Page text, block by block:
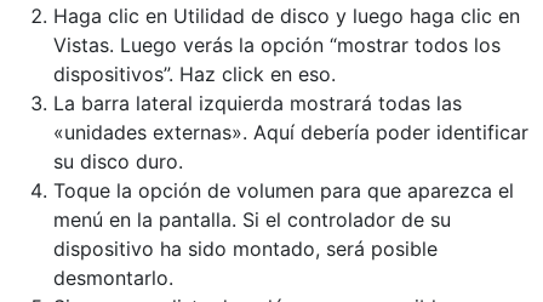
Haga clic en Utilidad de disco y luego haga clic en
Vistas. Luego verás la opción “mostrar todos los
dispositivos”. Haz click en eso.
La barra lateral izquierda mostrará todas las
«unidades externas». Aquí debería poder identificar
su disco duro.
Toque la opción de volumen para que aparezca el
menú en la pantalla. Si el controlador de su
dispositivo ha sido montado, será posible
desmontarlo.